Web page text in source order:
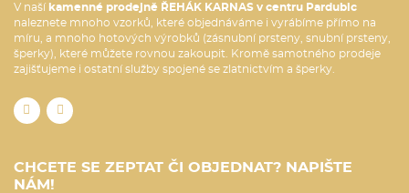
V naší kamenné prodejně ŘEHÁK KARNAS v centru Pardubic
naleznete mnoho vzorků, které objednáváme i vyrábíme přímo na
míru, a mnoho hotových výrobků (zásnubní prsteny, snubní prsteny,
šperky), které můžete rovnou zakoupit. Kromě samotného prodeje
zajišťujeme i ostatní služby spojené se zlatnictvím a šperky.
CHCETE SE ZEPTAT ČI OBJEDNAT? NAPIŠTE
NÁM!